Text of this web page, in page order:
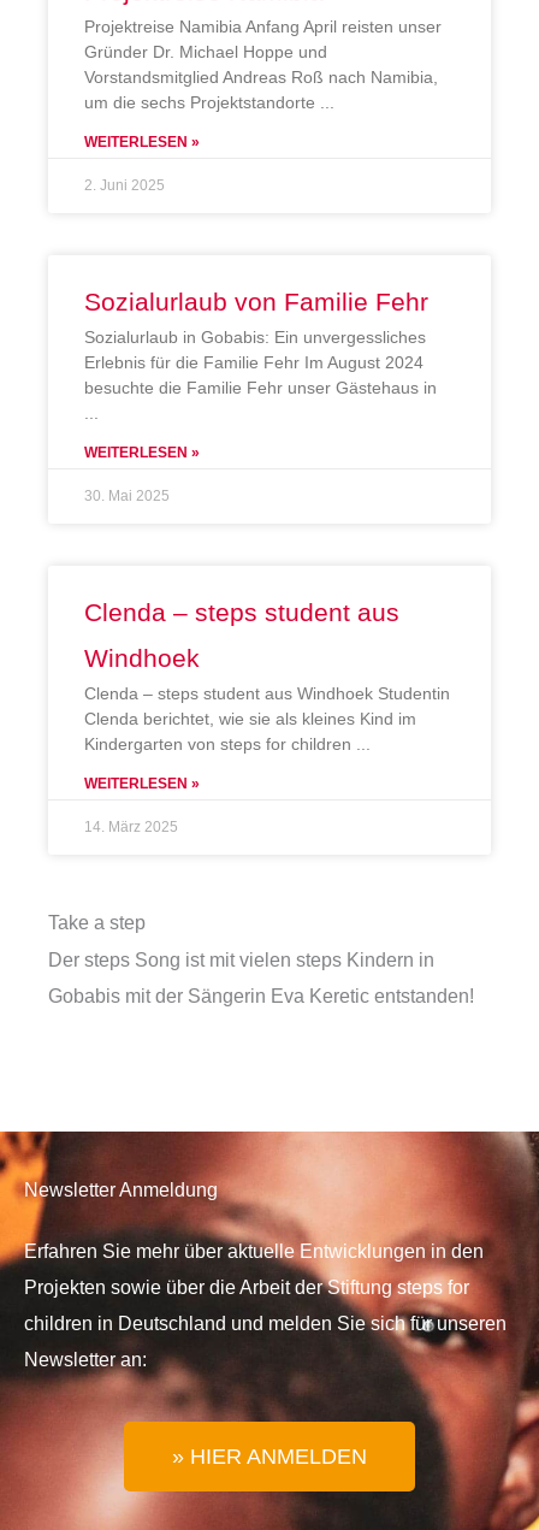
Projektreise Namibia Anfang April reisten unser
Gründer Dr. Michael Hoppe und
Vorstandsmitglied Andreas Roß nach Namibia,
um die sechs Projektstandorte
WEITERLESEN »
2. Juni 2025
Sozialurlaub von Familie Fehr
Sozialurlaub in Gobabis: Ein unvergessliches
Erlebnis für die Familie Fehr Im August 2024
besuchte die Familie Fehr unser Gästehaus in
WEITERLESEN »
30. Mai 2025
Clenda – steps student aus
Windhoek
Clenda – steps student aus Windhoek Studentin
Clenda berichtet, wie sie als kleines Kind im
Kindergarten von steps for children
WEITERLESEN »
14. März 2025
Take a step
Der steps Song ist mit vielen steps Kindern in
Gobabis mit der Sängerin Eva Keretic entstanden!
Newsletter Anmeldung
Erfahren Sie mehr über aktuelle Entwicklungen in den
Projekten sowie über die Arbeit der Stiftung steps for
children in Deutschland und melden Sie sich für unseren
Newsletter an:
» HIER ANMELDEN